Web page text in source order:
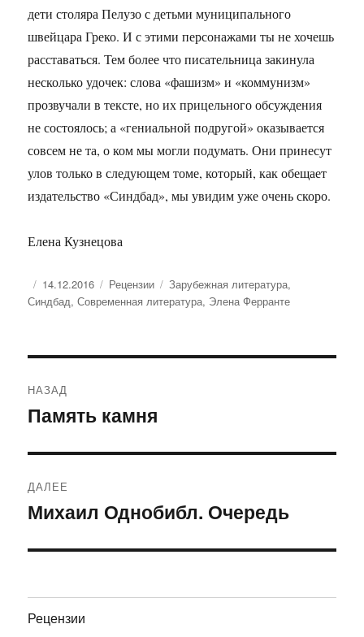
дети столяра Пелузо с детьми муниципального
швейцара Греко. И с этими персонажами ты не хочешь
расставаться. Тем более что писательница закинула
несколько удочек: слова «фашизм» и «коммунизм»
прозвучали в тексте, но их прицельного обсуждения
не состоялось; а «гениальной подругой» оказывается
совсем не та, о ком мы могли подумать. Они принесут
улов только в следующем томе, который, как обещает
издательство «Синдбад», мы увидим уже очень скоро.
Елена Кузнецова
Опубликовано
14.12.2016 Рубрики
Рецензии Метки
Зарубежная литература,
Синдбад,Современная литература, Элена Ферранте
по
НАЗАД
Предыдущая
Память камня
ДАЛЕЕ
Следующая
Михаил Однобибл. Очередь
Рецензии